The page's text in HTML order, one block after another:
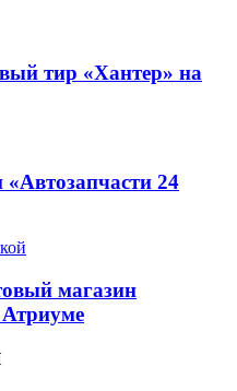
тир «Хантер» на
24
магазин
Атриуме